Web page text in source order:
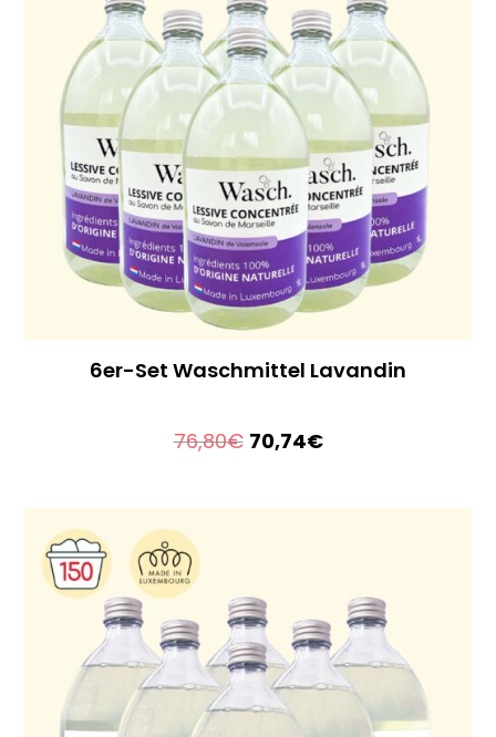
6er-Set Waschmittel Lavandin
76,80€ Le
70,74€Le